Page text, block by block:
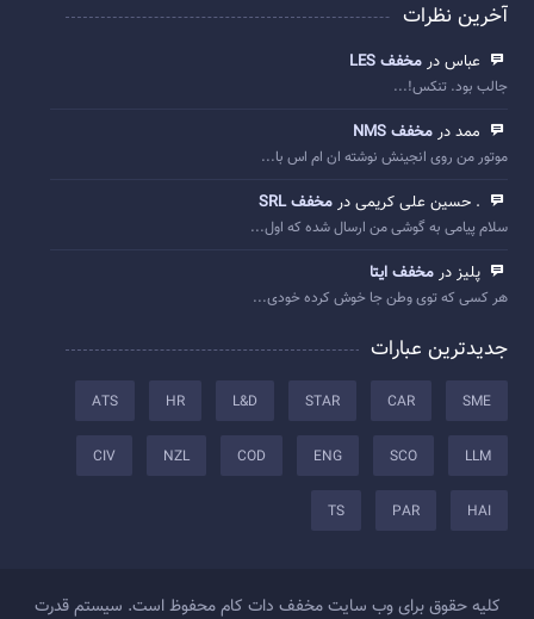
آخرین نظرات
عباس در مخفف LES
جالب بود. تنکس!...
ممد در مخفف NMS
موتور من روی انجینش نوشته ان ام اس با...
. حسین علی کریمی در مخفف SRL
سلام پیامی به گوشی من ارسال شده که اول...
پلیز در مخفف ایتا
هر کسی که توی وطن جا خوش کرده خودی...
جدیدترین عبارات
SME
CAR
STAR
L&D
HR
ATS
LLM
SCO
ENG
COD
NZL
CIV
HAI
PAR
TS
کلیه حقوق برای وب سایت مخفف دات کام محفوظ است. سیستم قدرت